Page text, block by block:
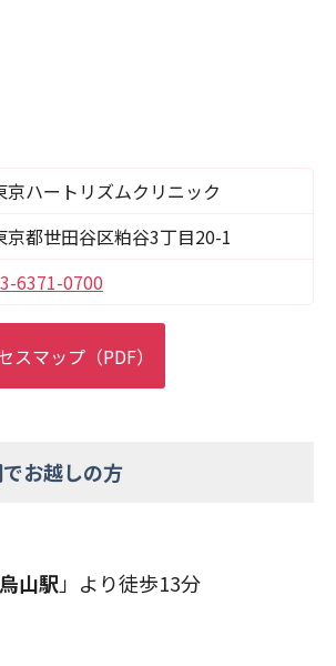
京ハートリズムクリニック
京都世⽥谷区粕谷3丁目20-1
6371-0700
スマップ（PDF）
お越しの方
山駅 」より徒歩13分